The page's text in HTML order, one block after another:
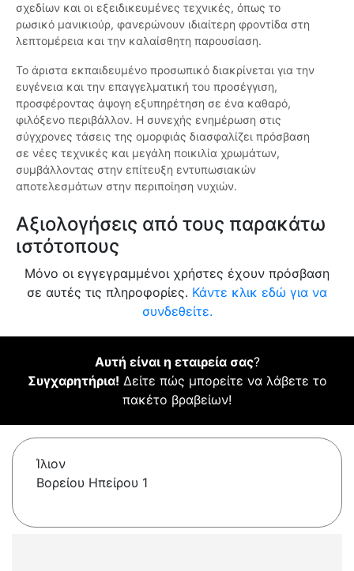
σχεδίων και οι εξειδικευμένες τεχνικές, όπως το
ρωσικό μανικιούρ, φανερώνουν ιδιαίτερη φροντίδα στη
λεπτομέρεια και την καλαίσθητη παρουσίαση.
Το άριστα εκπαιδευμένο προσωπικό διακρίνεται για την
ευγένεια και την επαγγελματική του προσέγγιση,
προσφέροντας άψογη εξυπηρέτηση σε ένα καθαρό,
φιλόξενο περιβάλλον. Η συνεχής ενημέρωση στις
σύγχρονες τάσεις της ομορφιάς διασφαλίζει πρόσβαση
σε νέες τεχνικές και μεγάλη ποικιλία χρωμάτων,
συμβάλλοντας στην επίτευξη εντυπωσιακών
αποτελεσμάτων στην περιποίηση νυχιών.
Αξιολογήσεις από τους παρακάτω
ιστότοπους
Μόνο οι εγγεγραμμένοι χρήστες έχουν πρόσβαση
σε αυτές τις πληροφορίες. Κάντε κλικ εδώ για να
συνδεθείτε.
Αυτή είναι η εταιρεία σας?
Συγχαρητήρια! Δείτε πώς μπορείτε να λάβετε το
πακέτο βραβείων!
Ίλιον
Βορείου Ηπείρου 1